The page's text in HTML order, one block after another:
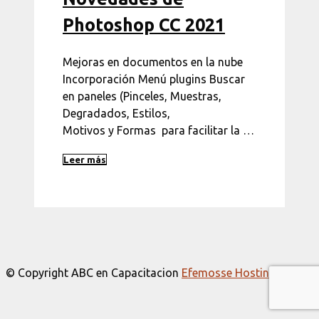
Photoshop CC 2021
Mejoras en documentos en la nube
Incorporación Menú plugins Buscar
en paneles (Pinceles, Muestras,
Degradados, Estilos,
Motivos y Formas para facilitar la …
Leer más
© Copyright ABC en Capacitacion Efemosse Hosting